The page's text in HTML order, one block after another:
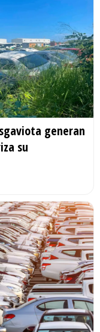
generan
su